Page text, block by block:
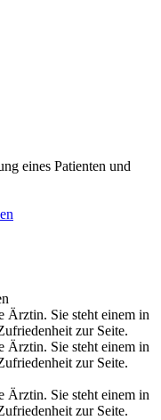
eines Patienten und
Ärztin. Sie steht einem in
zur Seite.
Ärztin. Sie steht einem in
zur Seite.
Ärztin. Sie steht einem in
zur Seite.